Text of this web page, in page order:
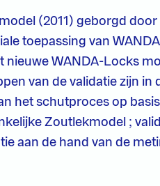
(2011) geborgd
toepassing van
nieuwe WANDA-Locks
van de validatie zijn in
het schutproces op
Zoutlekmodel ;
aan de hand van de